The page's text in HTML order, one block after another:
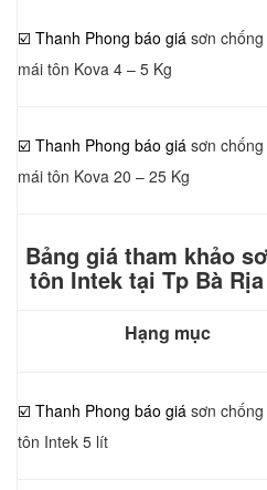
☑️ Thanh Phong báo giá sơn
mái tôn Kova 4 – 5 Kg
☑️ Thanh Phong báo giá sơn
mái tôn Kova 20 – 25 Kg
Bảng giá tham khảo
tôn Intek tại Tp Bà
Hạng mục
☑️ Thanh Phong báo giá sơn
tôn Intek 5 lít